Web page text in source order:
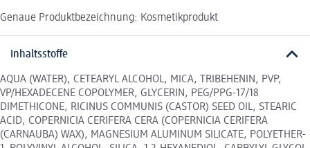
Genaue Produktbezeichnung: Kosmetikprodukt
Inhaltsstoffe
AQUA (WATER), CETEARYL ALCOHOL, MICA, TRIBEHENIN, PVP,
VP/HEXADECENE COPOLYMER, GLYCERIN, PEG/PPG-17/18
DIMETHICONE, RICINUS COMMUNIS (CASTOR) SEED OIL, STEARIC
ACID, COPERNICIA CERIFERA CERA (COPERNICIA CERIFERA
(CARNAUBA) WAX), MAGNESIUM ALUMINUM SILICATE, POLYETHER-